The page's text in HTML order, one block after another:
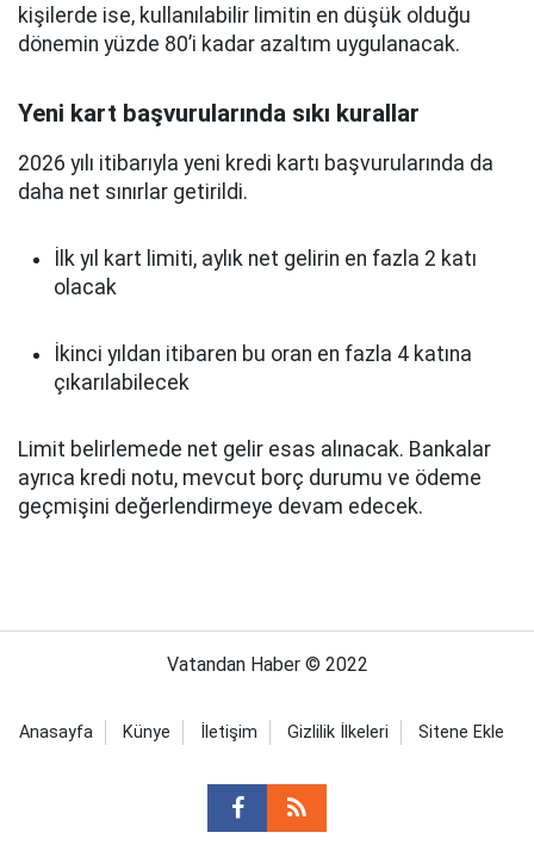
kişilerde ise, kullanılabilir limitin en düşük olduğu
dönemin yüzde 80’i kadar azaltım uygulanacak.
Yeni kart başvurularında sıkı kurallar
2026 yılı itibarıyla yeni kredi kartı başvurularında da
daha net sınırlar getirildi.
İlk yıl kart limiti, aylık net gelirin en fazla 2 katı
olacak
İkinci yıldan itibaren bu oran en fazla 4 katına
çıkarılabilecek
Limit belirlemede net gelir esas alınacak. Bankalar
ayrıca kredi notu, mevcut borç durumu ve ödeme
geçmişini değerlendirmeye devam edecek.
Vatandan Haber © 2022
Anasayfa Künye İletişim Gizlilik İlkeleri Sitene Ekle